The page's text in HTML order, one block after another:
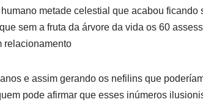
metade celestial que acabou ficando
sem a fruta da árvore da vida os 60
relacionamento
e assim gerando os nefilins que
pode afirmar que esses inúmeros